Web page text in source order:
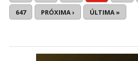
647
PRÓXIMA › ÚLTIMA »